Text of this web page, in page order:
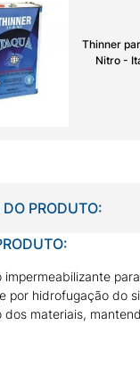
Thinner
Nitro -
PRODUTO:
por hidrofugação do
dos materiais,